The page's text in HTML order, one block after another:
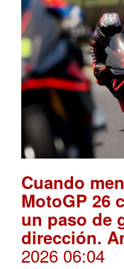
Cuando
MotoGP 26
un paso de
dirección.
2026 06:04